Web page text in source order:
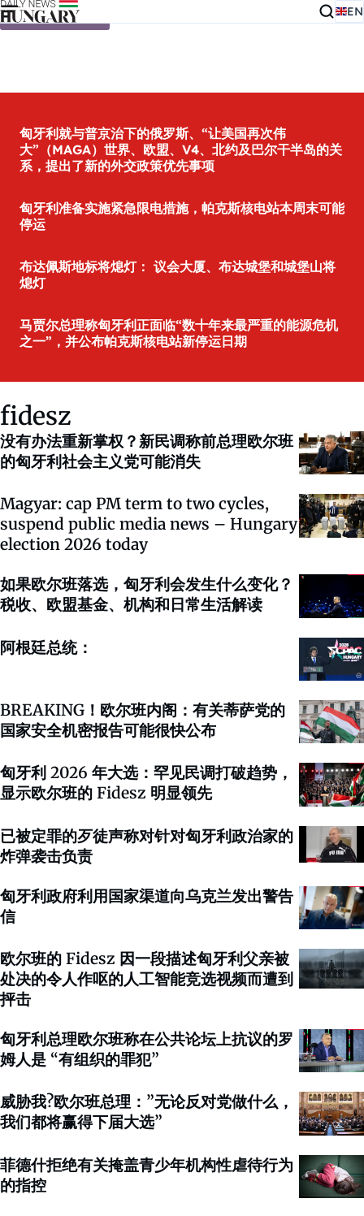
Skip to content EN
匈牙利就与普京治下的俄罗斯、“让美国再次伟
大”（MAGA）世界、欧盟、V4、北约及巴尔干半岛的关
系，提出了新的外交政策优先事项
匈牙利准备实施紧急限电措施，帕克斯核电站本周末可能
停运
布达佩斯地标将熄灯： 议会大厦、布达城堡和城堡山将
熄灯
马贾尔总理称匈牙利正面临“数十年来最严重的能源危机
之一”，并公布帕克斯核电站新停运日期
fidesz
没有办法重新掌权？新民调称前总理欧尔班
的匈牙利社会主义党可能消失
Magyar: cap PM term to two cycles,
suspend public media news – Hungary
election 2026 today
如果欧尔班落选，匈牙利会发生什么变化？
税收、欧盟基金、机构和日常生活解读
阿根廷总统：
BREAKING！欧尔班内阁：有关蒂萨党的
国家安全机密报告可能很快公布
匈牙利 2026 年大选：罕见民调打破趋势，
显示欧尔班的 Fidesz 明显领先
已被定罪的歹徒声称对针对匈牙利政治家的
炸弹袭击负责
匈牙利政府利用国家渠道向乌克兰发出警告
信
欧尔班的 Fidesz 因一段描述匈牙利父亲被
处决的令人作呕的人工智能竞选视频而遭到
抨击
匈牙利总理欧尔班称在公共论坛上抗议的罗
姆人是 “有组织的罪犯”
威胁我?欧尔班总理：”无论反对党做什么，
我们都将赢得下届大选”
菲德什拒绝有关掩盖青少年机构性虐待行为
的指控